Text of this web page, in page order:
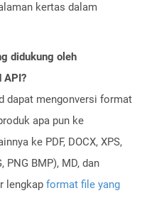
kertas dalam
didukung oleh
API?
dapat mengonversi format
apa pun ke
ke PDF, DOCX, XPS,
PNG BMP), MD, dan
lengkap format file yang